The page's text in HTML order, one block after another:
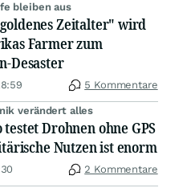
bleiben aus
Zeitalter" wird
Farmer zum
Desaster
5 Kommentare
verändert alles
Drohnen ohne GPS
Nutzen ist enorm
2 Kommentare